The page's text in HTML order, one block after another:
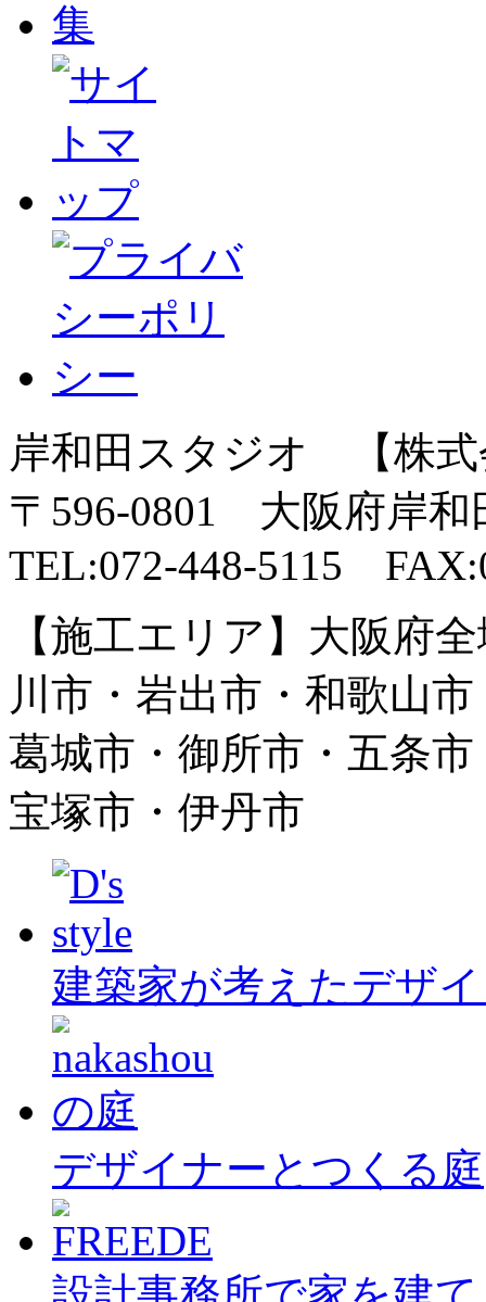
岸和田スタジオ 【株
〒596-0801 大阪府岸和
TEL:072-448-5115
【施工エリア】大阪府
川市・岩出市・和歌山
葛城市・御所市・五条
宝塚市・伊丹市
建築家が考えたデザ
デザイナーとつくる庭